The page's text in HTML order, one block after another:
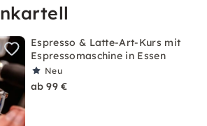
Espresso & Latte-Art-Kurs mit
Espressomaschine in Essen
Neu
ab 99 €